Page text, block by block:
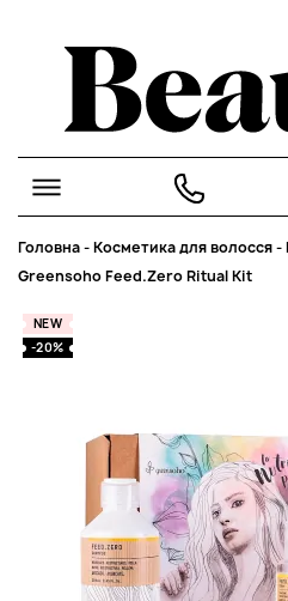
Головна-Косметика для волосся-
Greensoho Feed.Zero Ritual Kit
NEW
-20%